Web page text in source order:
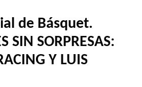
de Básquet.
SIN SORPRESAS:
Y LUIS